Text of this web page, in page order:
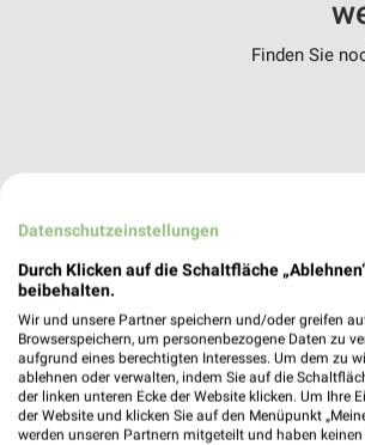
Finden Sie
Datenschutzeinstellungen
Durch Klicken auf die Schaltfläche
beibehalten.
Wir und unsere Partner speichern und/oder greifen
Browserspeichern, um personenbezogene Daten zu
aufgrund eines berechtigten Interesses. Um dem zu
ablehnen oder verwalten, indem Sie auf die
der linken unteren Ecke der Website klicken. Um Ihre
der Website und klicken Sie auf den Menüpunkt
werden unseren Partnern mitgeteilt und haben